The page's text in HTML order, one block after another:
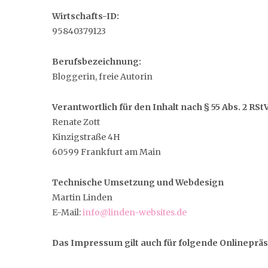
Wirtschafts-ID:
95840379123
Berufsbezeichnung:
Bloggerin, freie Autorin
Verantwortlich für den Inhalt nach § 55 Abs. 2
Renate Zott
Kinzigstraße 4H
60599 Frankfurt am Main
Technische Umsetzung und Webdesign
Martin Linden
E-Mail:info@linden-websites.de
Das Impressum gilt auch für folgende